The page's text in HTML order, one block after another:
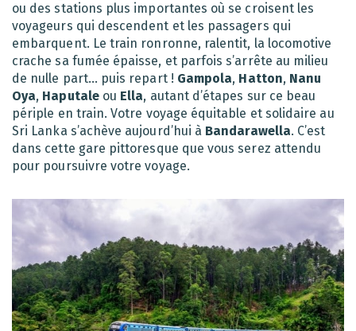
ou des stations plus importantes où se croisent les
voyageurs qui descendent et les passagers qui
embarquent. Le train ronronne, ralentit, la locomotive
crache sa fumée épaisse, et parfois s’arrête au milieu
de nulle part… puis repart ! Gampola, Hatton, Nanu
Oya, Haputaleou Ella, autant d’étapes sur ce beau
périple en train. Votre voyage équitable et solidaire au
Sri Lanka s’achève aujourd’hui à Bandarawella. C’est
dans cette gare pittoresque que vous serez attendu
pour poursuivre votre voyage.